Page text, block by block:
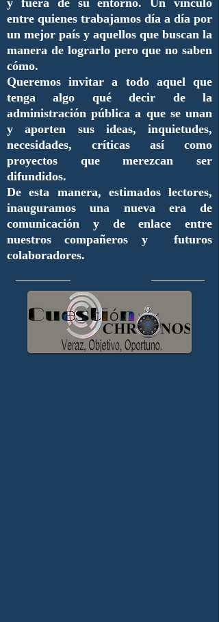
y fuera de su entorno. Un vínculo
entre quienes trabajamos día a día por
un mejor país y aquellos que buscan la
manera de lograrlo pero que no saben
cómo.
Queremos invitar a todo aquel que
tenga algo qué decir de la
administración pública a que se unan
y aporten sus ideas, inquietudes,
necesidades, críticas así como
proyectos que merezcan ser
difundidos.
De esta manera, estimados lectores,
inauguramos una nueva era de
comunicación y de enlace entre
nuestros compañeros y futuros
colaboradores.